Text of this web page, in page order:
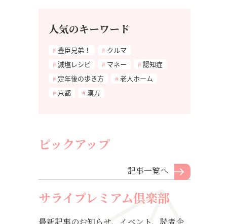
人気のキーワード
豊臣兄弟！
クルマ
減塩レシピ
マネー
認知症
定年後の歩き方
老人ホーム
京都
漢方
ピックアップ
記事一覧へ
サライプレミアム倶楽部